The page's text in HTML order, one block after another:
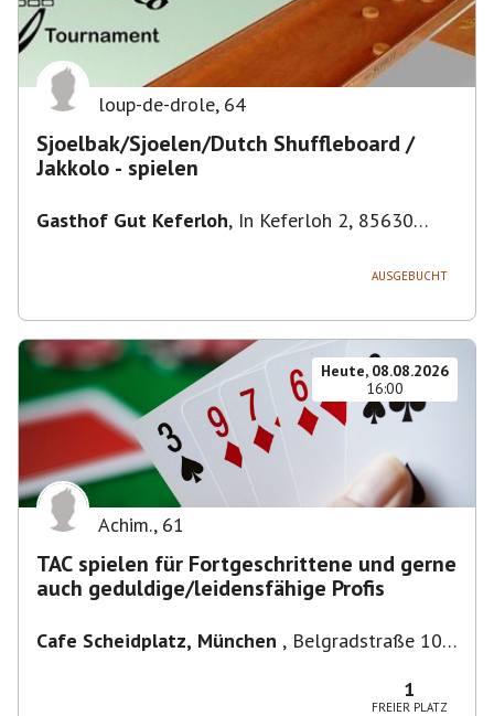
loup-de-drole, 64
Sjoelbak/Sjoelen/Dutch Shuffleboard /
Jakkolo - spielen
Gasthof Gut Keferloh, In Keferloh 2, 85630
AUSGEBUCHT
Heute, 08.08.2026
16:00
Achim., 61
TAC spielen für Fortgeschrittene und gerne
auch geduldige/leidensfähige Profis
Cafe Scheidplatz, München , Belgradstraße 104,
1
FREIER PLATZ